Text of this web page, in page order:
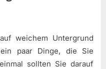
weichem Untergrund
paar Dinge, die Sie
sollten Sie darauf